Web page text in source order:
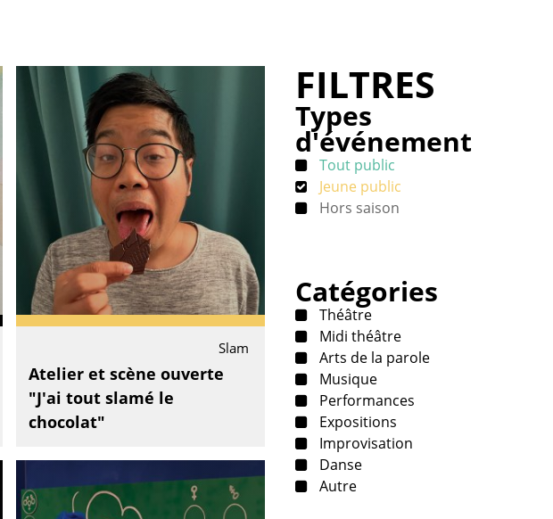
Slam
Atelier et scène ouverte
"J'ai tout slamé le
chocolat"
FILTRES
Types
d'événement
Tout public
Jeune public
Hors saison
Catégories
Théâtre
Midi théâtre
Arts de la parole
Musique
Performances
Expositions
Improvisation
Danse
Autre